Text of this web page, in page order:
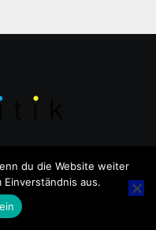
|Blogusvon
du die Website weiter
aus.